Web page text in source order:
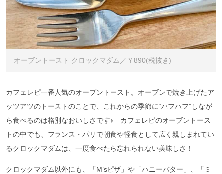
オーブントースト クロックマダム／￥890(税抜き)
カフェレピ一番人気のオーブントースト。オーブンで焼き上げたア
ッツアツのトーストのことで、これからの季節に“ハフハフ”しなが
ら食べるのは格別なおいしさです♪ カフェレピのオーブントース
トの中でも、フランス・パリで朝食や軽食として広く親しまれてい
るクロックマダムは、一度食べたら忘れられない美味しさ！
クロックマダム以外にも、「M’sピザ」や「ハニーバター」、「ミ